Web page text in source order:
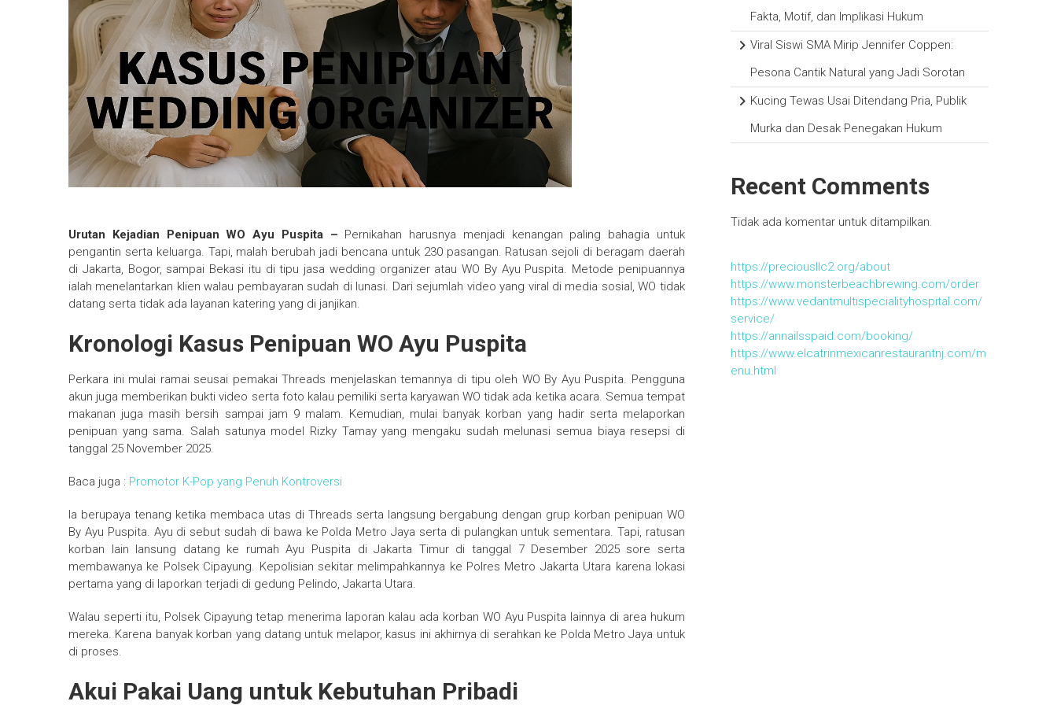
Urutan Kejadian Penipuan WO Ayu Puspita – Pernikahan harusnya menjadi kenangan paling bahagia untuk
pengantin serta keluarga. Tapi, malah berubah jadi bencana untuk 230 pasangan. Ratusan sejoli di beragam daerah
di Jakarta, Bogor, sampai Bekasi itu di tipu jasa wedding organizer atau WO By Ayu Puspita. Metode penipuannya
ialah menelantarkan klien walau pembayaran sudah di lunasi. Dari sejumlah video yang viral di media sosial, WO tidak
datang serta tidak ada layanan katering yang di janjikan.
Kronologi Kasus Penipuan WO Ayu Puspita
Perkara ini mulai ramai seusai pemakai Threads menjelaskan temannya di tipu oleh WO By Ayu Puspita. Pengguna
akun juga memberikan bukti video serta foto kalau pemiliki serta karyawan WO tidak ada ketika acara. Semua tempat
makanan juga masih bersih sampai jam 9 malam. Kemudian, mulai banyak korban yang hadir serta melaporkan
penipuan yang sama. Salah satunya model Rizky Tamay yang mengaku sudah melunasi semua biaya resepsi di
tanggal 25 November 2025.
Baca juga : Promotor K-Pop yang Penuh Kontroversi
Ia berupaya tenang ketika membaca utas di Threads serta langsung bergabung dengan grup korban penipuan WO
By Ayu Puspita. Ayu di sebut sudah di bawa ke Polda Metro Jaya serta di pulangkan untuk sementara. Tapi, ratusan
korban lain lansung datang ke rumah Ayu Puspita di Jakarta Timur di tanggal 7 Desember 2025 sore serta
membawanya ke Polsek Cipayung. Kepolisian sekitar melimpahkannya ke Polres Metro Jakarta Utara karena lokasi
pertama yang di laporkan terjadi di gedung Pelindo, Jakarta Utara.
Walau seperti itu, Polsek Cipayung tetap menerima laporan kalau ada korban WO Ayu Puspita lainnya di area hukum
mereka. Karena banyak korban yang datang untuk melapor, kasus ini akhirnya di serahkan ke Polda Metro Jaya untuk
di proses.
Akui Pakai Uang untuk Kebutuhan Pribadi
Fakta, Motif, dan Implikasi Hukum
Viral Siswi SMA Mirip Jennifer Coppen:
Pesona Cantik Natural yang Jadi Sorotan
Kucing Tewas Usai Ditendang Pria, Publik
Murka dan Desak Penegakan Hukum
Recent Comments
Tidak ada komentar untuk ditampilkan.
https://preciousllc2.org/about
https://www.monsterbeachbrewing.com/order
https://www.vedantmultispecialityhospital.com/
service/
https://annailsspaid.com/booking/
https://www.elcatrinmexicanrestaurantnj.com/m
enu.html